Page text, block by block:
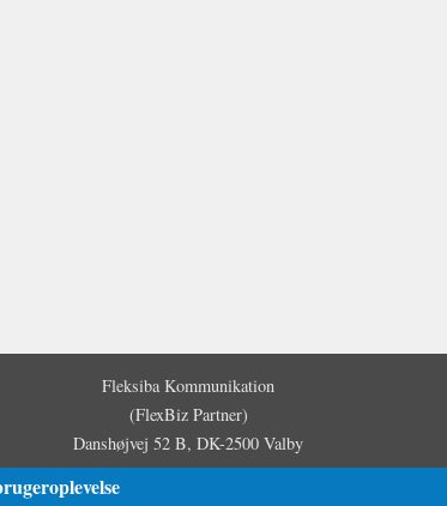
Fleksiba Kommunikation
(FlexBiz Partner)
Danshøjvej 52 B, DK-2500 Valby
Fleksiba Kommunikation / Flexible Business Group, 2009-2026.